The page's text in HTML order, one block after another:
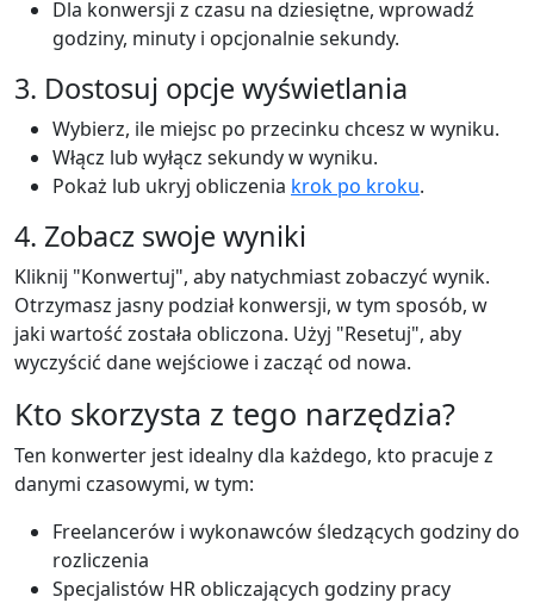
Dla konwersji z czasu na dziesiętne, wprowadź
godziny, minuty i opcjonalnie sekundy.
3. Dostosuj opcje wyświetlania
Wybierz, ile miejsc po przecinku chcesz w wyniku.
Włącz lub wyłącz sekundy w wyniku.
Pokaż lub ukryj obliczenia krok po kroku.
4. Zobacz swoje wyniki
Kliknij "Konwertuj", aby natychmiast zobaczyć wynik.
Otrzymasz jasny podział konwersji, w tym sposób, w
jaki wartość została obliczona. Użyj "Resetuj", aby
wyczyścić dane wejściowe i zacząć od nowa.
Kto skorzysta z tego narzędzia?
Ten konwerter jest idealny dla każdego, kto pracuje z
danymi czasowymi, w tym:
Freelancerów i wykonawców śledzących godziny do
rozliczenia
Specjalistów HR obliczających godziny pracy